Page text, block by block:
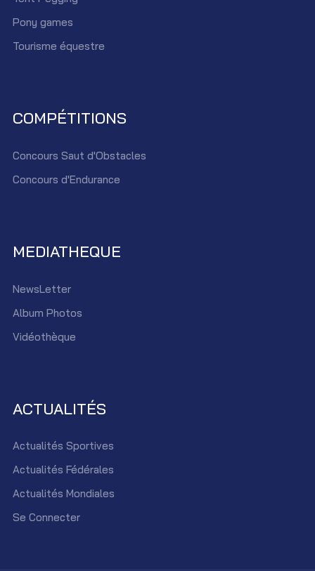
Pony games
Tourisme équestre
COMPÉTITIONS
Concours Saut d'Obstacles
Concours d'Endurance
MEDIATHEQUE
NewsLetter
Album Photos
Vidéothèque
ACTUALITÉS
Actualités Sportives
Actualités Fédérales
Actualités Mondiales
Se Connecter